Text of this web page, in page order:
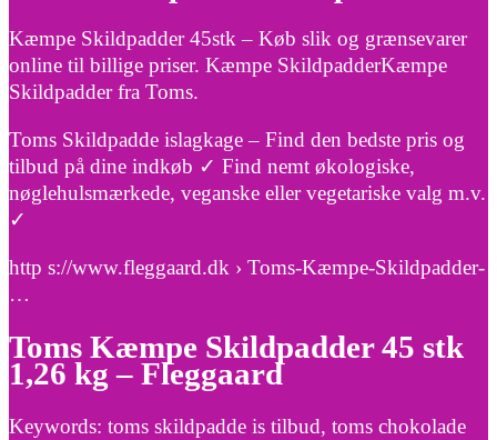
Kæmpe Skildpadder 45stk – Køb slik og grænsevarer
online til billige priser. Kæmpe SkildpadderKæmpe
Skildpadder fra Toms.
Toms Skildpadde islagkage – Find den bedste pris og
tilbud på dine indkøb ✓ Find nemt økologiske,
nøglehulsmærkede, veganske eller vegetariske valg m.v.
✓
http s://www.fleggaard.dk › Toms-Kæmpe-Skildpadder-
…
Toms Kæmpe Skildpadder 45 stk
1,26 kg – Fleggaard
Keywords: toms skildpadde is tilbud, toms chokolade